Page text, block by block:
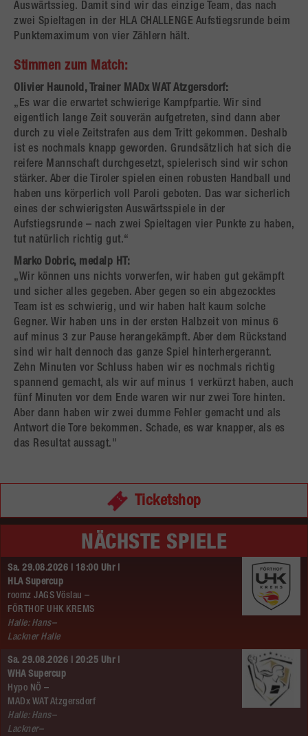
Auswärtssieg. Damit sind wir das einzige Team, das nach
zwei Spieltagen in der HLA CHALLENGE Aufstiegsrunde beim
Punktemaximum von vier Zählern hält.
Stimmen zum Match:
Olivier Haunold, Trainer MADx WAT Atzgersdorf:
„Es war die erwartet schwierige Kampfpartie. Wir sind
eigentlich lange Zeit souverän aufgetreten, sind dann aber
durch zu viele Zeitstrafen aus dem Tritt gekommen. Deshalb
ist es nochmals knapp geworden. Grundsätzlich hat sich die
reifere Mannschaft durchgesetzt, spielerisch sind wir schon
stärker. Aber die Tiroler spielen einen robusten Handball und
haben uns körperlich voll Paroli geboten. Das war sicherlich
eines der schwierigsten Auswärtsspiele in der
Aufstiegsrunde – nach zwei Spieltagen vier Punkte zu haben,
tut natürlich richtig gut.“
Marko Dobric, medalp HT:
„Wir können uns nichts vorwerfen, wir haben gut gekämpft
und sicher alles gegeben. Aber gegen so ein abgezocktes
Team ist es schwierig, und wir haben halt kaum solche
Gegner. Wir haben uns in der ersten Halbzeit von minus 6
auf minus 3 zur Pause herangekämpft. Aber dem Rückstand
sind wir halt dennoch das ganze Spiel hinterhergerannt.
Zehn Minuten vor Schluss haben wir es nochmals richtig
spannend gemacht, als wir auf minus 1 verkürzt haben, auch
fünf Minuten vor dem Ende waren wir nur zwei Tore hinten.
Aber dann haben wir zwei dumme Fehler gemacht und als
Antwort die Tore bekommen. Schade, es war knapper, als es
das Resultat aussagt."
Ticketshop
NÄCHSTE SPIELE
Sa. 29.08.2026 | 18:00 Uhr |
HLA Supercup
roomz JAGS Vöslau –
FÖRTHOF UHK KREMS
Halle: Hans–
Lackner Halle
Sa. 29.08.2026 | 20:25 Uhr |
WHA Supercup
Hypo NÖ –
MADx WAT Atzgersdorf
Halle: Hans–
Lackner–